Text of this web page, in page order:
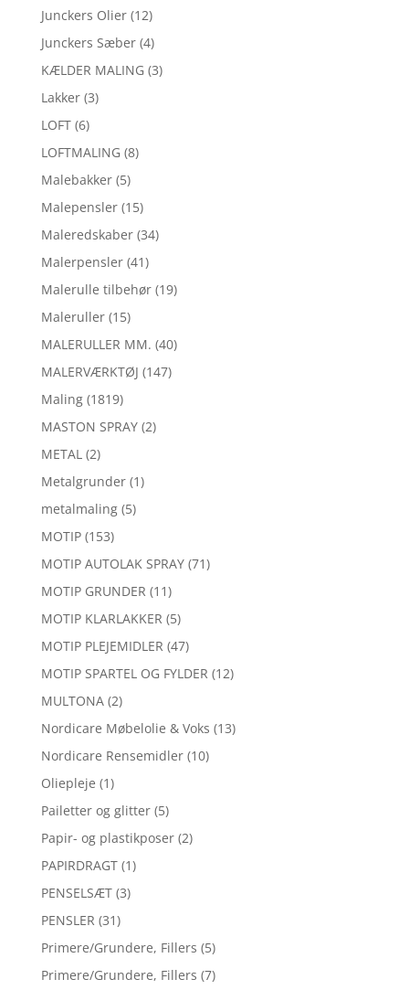
Junckers Olier (12)
Junckers Sæber (4)
KÆLDER MALING (3)
Lakker (3)
LOFT (6)
LOFTMALING (8)
Malebakker (5)
Malepensler (15)
Maleredskaber (34)
Malerpensler (41)
Malerulle tilbehør (19)
Maleruller (15)
MALERULLER MM. (40)
MALERVÆRKTØJ (147)
Maling (1819)
MASTON SPRAY (2)
METAL (2)
Metalgrunder (1)
metalmaling (5)
MOTIP (153)
MOTIP AUTOLAK SPRAY (71)
MOTIP GRUNDER (11)
MOTIP KLARLAKKER (5)
MOTIP PLEJEMIDLER (47)
MOTIP SPARTEL OG FYLDER (12)
MULTONA (2)
Nordicare Møbelolie & Voks (13)
Nordicare Rensemidler (10)
Oliepleje (1)
Pailetter og glitter (5)
Papir- og plastikposer (2)
PAPIRDRAGT (1)
PENSELSÆT (3)
PENSLER (31)
Primere/Grundere, Fillers (5)
Primere/Grundere, Fillers (7)